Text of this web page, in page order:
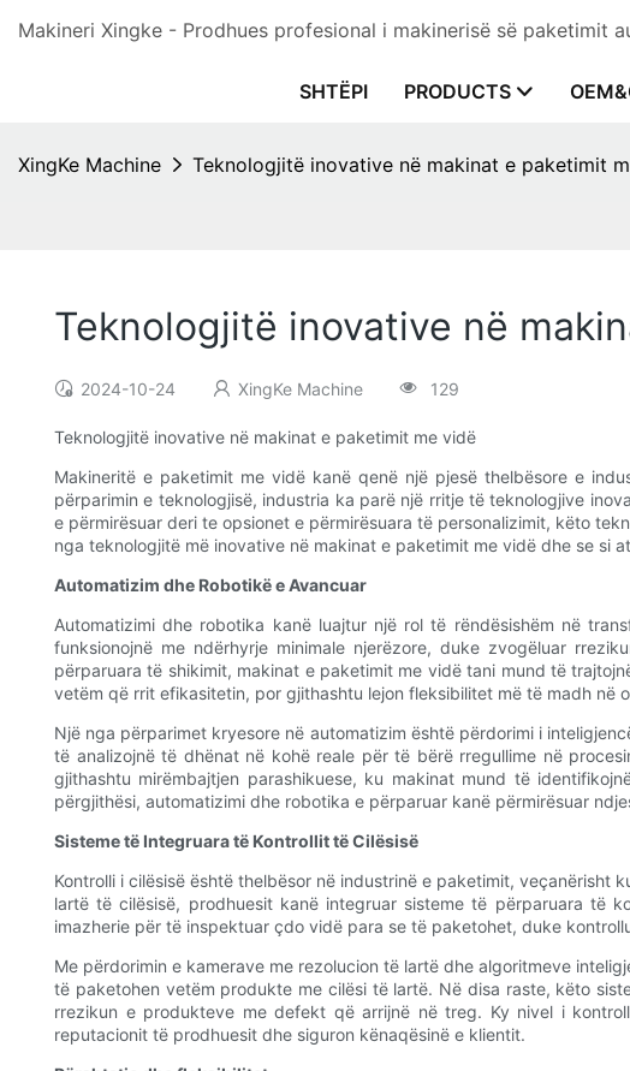
Makineri Xingke - Prodhues profesional i makinerisë së paketimit
SHTËPI PRODUCTS
XingKe Machine Teknologjitë inovative në makinat e paketimit
Teknologjitë inovative në
2024-10-24 XingKe Machine 129
Teknologjitë inovative në makinat e paketimit me vidë
Makineritë e paketimit me vidë kanë qenë një pjesë thelbësore e
përparimin e teknologjisë, industria ka parë një rritje të teknologjive
e përmirësuar deri te opsionet e përmirësuara të personalizimit, këto
nga teknologjitë më inovative në makinat e paketimit me vidë dhe se si
Automatizim dhe Robotikë e Avancuar
Automatizimi dhe robotika kanë luajtur një rol të rëndësishëm në
funksionojnë me ndërhyrje minimale njerëzore, duke zvogëluar
përparuara të shikimit, makinat e paketimit me vidë tani mund të
vetëm që rrit efikasitetin, por gjithashtu lejon fleksibilitet më të madh
Një nga përparimet kryesore në automatizim është përdorimi i
të analizojnë të dhënat në kohë reale për të bërë rregullime në
gjithashtu mirëmbajtjen parashikuese, ku makinat mund të
përgjithësi, automatizimi dhe robotika e përparuar kanë përmirësuar
Sisteme të Integruara të Kontrollit të Cilësisë
Kontrolli i cilësisë është thelbësor në industrinë e paketimit,
lartë të cilësisë, prodhuesit kanë integruar sisteme të përparuara të
imazherie për të inspektuar çdo vidë para se të paketohet, duke
Me përdorimin e kamerave me rezolucion të lartë dhe algoritmeve
të paketohen vetëm produkte me cilësi të lartë. Në disa raste, këto
rrezikun e produkteve me defekt që arrijnë në treg. Ky nivel i
reputacionit të prodhuesit dhe siguron kënaqësinë e klientit.